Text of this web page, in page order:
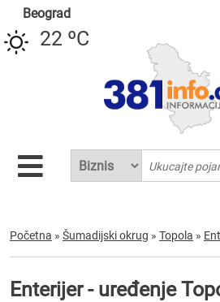
Beograd
22 ºC
Početna » Šumadijski okrug » Topola »
Enterijer - uređenje